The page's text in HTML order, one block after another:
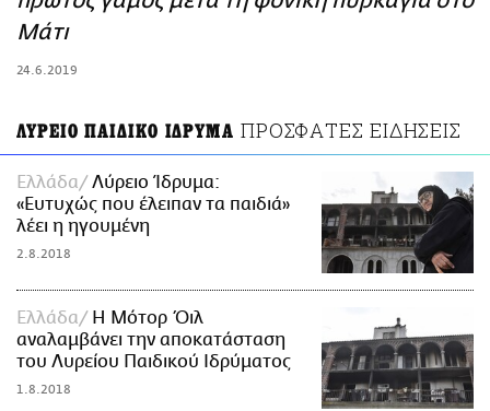
ΑΜΠΑ
Μάτι
24.6.2019
ΛΥΡΕΙΟ ΠΑΙΔΙΚΟ ΙΔΡΥΜΑ ΠΡΟΣΦΑΤΕΣ ΕΙΔΗΣΕΙΣ
Ελλάδα
Λύρειο Ίδρυμα:
«Ευτυχώς που έλειπαν τα παιδιά»
λέει η ηγουμένη
2.8.2018
Ελλάδα
Η Μότορ Όιλ
αναλαμβάνει την αποκατάσταση
του Λυρείου Παιδικού Ιδρύματος
1.8.2018